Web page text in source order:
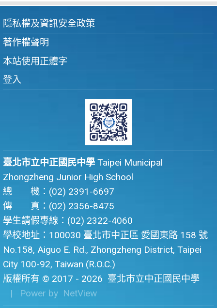
隱私權及資訊安全政策
著作權聲明
本站使用正體字
登入
臺北市立中正國民中學 Taipei Municipal
Zhongzheng Junior High School
總 機：(02) 2391-6697
傳 真：(02) 2356-8475
學生請假專線：(02) 2322-4060
學校地址：100030 臺北市中正區 愛國東路 158 號
No.158, Aiguo E. Rd., Zhongzheng District, Taipei
City 100-92, Taiwan (R.O.C.)
版權所有 © 2017 - 2026 臺北市立中正國民中學
| Power by NetView